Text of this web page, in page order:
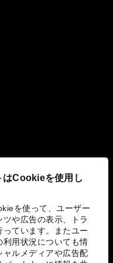
はCookieを使用し
を使って、ユーザー
や広告の表示、トラ
ています。またユー
用状況についても情
ルメディアや広告配